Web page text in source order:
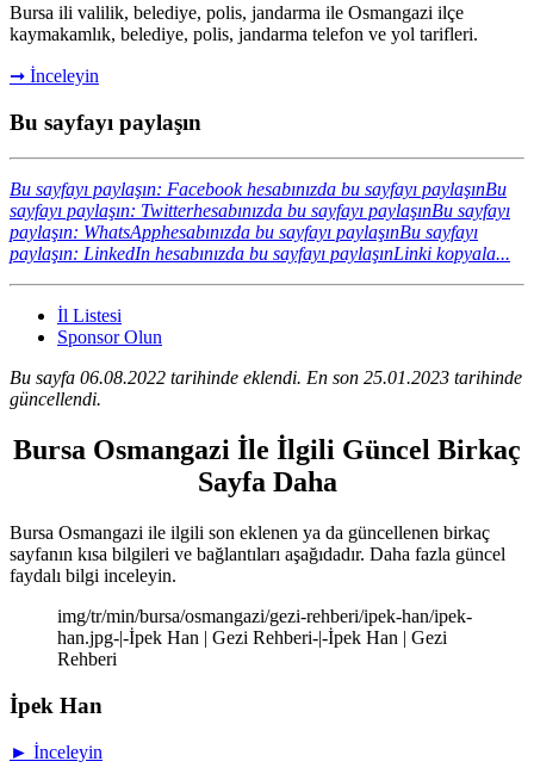
Bursa ili valilik, belediye, polis, jandarma ile Osmangazi ilçe
kaymakamlık, belediye, polis, jandarma telefon ve yol tarifleri.
➞ İnceleyin
Bu sayfayı paylaşın
Bu sayfayı paylaşın: Facebook hesabınızda bu sayfayı paylaşınBu
sayfayı paylaşın: Twitterhesabınızda bu sayfayı paylaşınBu sayfayı
paylaşın: WhatsApphesabınızda bu sayfayı paylaşınBu sayfayı
paylaşın: LinkedIn hesabınızda bu sayfayı paylaşınLinki kopyala...
İl Listesi
Sponsor Olun
Bu sayfa 06.08.2022 tarihinde eklendi. En son 25.01.2023 tarihinde
güncellendi.
Bursa Osmangazi İle İlgili Güncel Birkaç
Sayfa Daha
Bursa Osmangazi ile ilgili son eklenen ya da güncellenen birkaç
sayfanın kısa bilgileri ve bağlantıları aşağıdadır. Daha fazla güncel
faydalı bilgi inceleyin.
img/tr/min/bursa/osmangazi/gezi-rehberi/ipek-han/ipek-
han.jpg-|-İpek Han | Gezi Rehberi-|-İpek Han | Gezi
Rehberi
İpek Han
► İnceleyin